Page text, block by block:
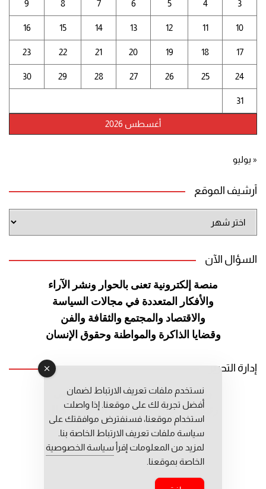
أغسطس 2026
3
4
5
6
7
8
9
10
11
12
13
14
15
16
17
18
19
20
21
22
23
24
25
26
27
28
29
30
31
« يوليو
أرشيف الموقع
الموقع
السؤال الآن
منصة إلكترونية تعنى بالحوار ونشر الآراء
والأفكار المتعددة في مجالات السياسة
والاقتصاد والمجتمع والثقافة والفن
وقضايا الذاكرة والمواطنة وحقوق الإنسان
إدارة التحرير
رئيس التحرير: عبد الرحيم التوراني
رئيس التحرير المساعد: المعطي قبال
مديرة التحرير: فاطمة حوحو
نستخدم ملفات تعريف الارتباط لضمان
أفضل تجربة لك على موقعنا. إذا واصلت
استخدام موقعنا، فسنفترض موافقتك على
سياسة ملفات تعريف الارتباط الخاصة بنا.
لمزيد من المعلومات إقرأ سياسة الخصوصية
الخاصة بموقعنا.